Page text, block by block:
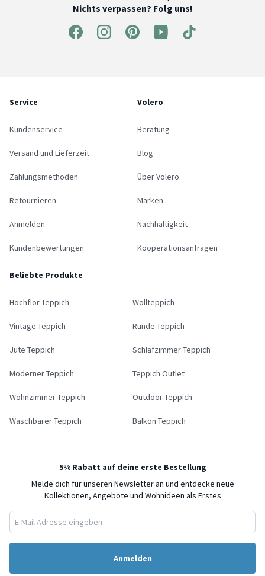
Nichts verpassen? Folg uns!
Service
Kundenservice
Versand und Lieferzeit
Zahlungsmethoden
Retournieren
Anmelden
Kundenbewertungen
Volero
Beratung
Blog
Über Volero
Marken
Nachhaltigkeit
Kooperationsanfragen
Beliebte Produkte
Hochflor Teppich Wollteppich
Vintage Teppich Runde Teppich
Jute Teppich Schlafzimmer Teppich
Moderner Teppich Teppich Outlet
Wohnzimmer Teppich Outdoor Teppich
Waschbarer Teppich Balkon Teppich
5% Rabatt auf deine erste Bestellung
Melde dich für unseren Newsletter an und entdecke neue
Kollektionen, Angebote und Wohnideen als Erstes
Anmelden